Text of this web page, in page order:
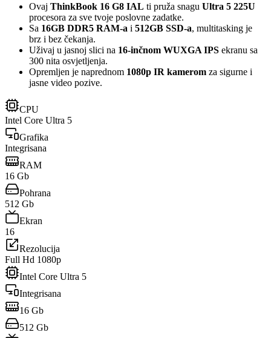
Ovaj ThinkBook 16 G8 IAL ti pruža snagu Ultra 5 225U
procesora za sve tvoje poslovne zadatke.
Sa 16GB DDR5 RAM-a i 512GB SSD-a, multitasking je
brz i bez čekanja.
Uživaj u jasnoj slici na 16-inčnom WUXGA IPS ekranu sa
300 nita osvjetljenja.
Opremljen je naprednom 1080p IR kamerom za sigurne i
jasne video pozive.
CPU
Intel Core Ultra 5
Grafika
Integrisana
RAM
16 Gb
Pohrana
512 Gb
Ekran
16
Rezolucija
Full Hd 1080p
Intel Core Ultra 5
Integrisana
16 Gb
512 Gb